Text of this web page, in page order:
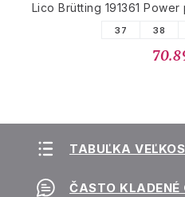
Lico Brütting 191361
37 38
TABUĽKA
ČASTO KLADENÉ